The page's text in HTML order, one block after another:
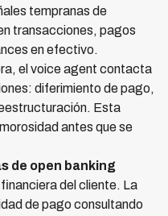
tempranas de
transacciones, pagos
en efectivo.
el voice agent contacta
diferimiento de pago,
Esta
antes que se
de open banking
del cliente. La
de pago consultando